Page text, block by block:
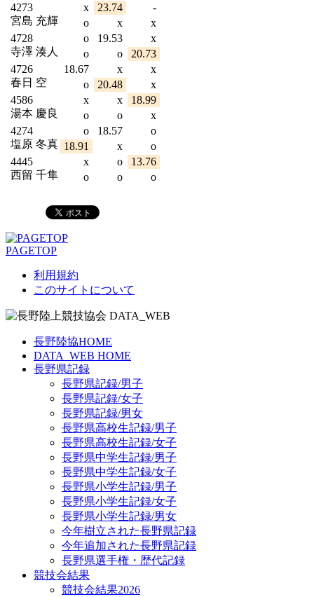
4273
宮島 充輝
x 23.74
-
o
x
x
4728
寺澤 湊人
o 19.53
x
o
o
20.73
4726
春日 空
18.67 x
x
o
20.48
x
4586
湯本 慶良
x x
18.99
o
o
x
4274
塩原 冬真
o 18.57
o
18.91
x
o
4445
西留 千隼
x o
13.76
o
o o
PAGETOP
利用規約
このサイトについて
長野陸協HOME
DATA_WEB HOME
長野県記録
長野県記録/男子
長野県記録/女子
長野県記録/男女
長野県高校生記録/男子
長野県高校生記録/女子
長野県中学生記録/男子
長野県中学生記録/女子
長野県小学生記録/男子
長野県小学生記録/女子
長野県小学生記録/男女
今年樹立された長野県記録
今年追加された長野県記録
長野県選手権・歴代記録
競技会結果
競技会結果2026